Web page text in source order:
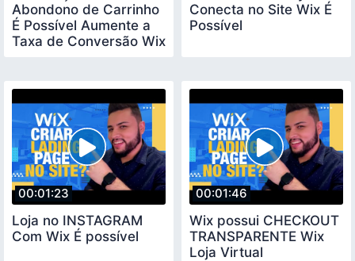
Abondono de Carrinho
É Possível Aumente a
Taxa de Conversão Wix
Conecta no Site Wix É
Possível
00:01:23
Loja no INSTAGRAM
Com Wix É possível
00:01:46
Wix possui CHECKOUT
TRANSPARENTE Wix
Loja Virtual